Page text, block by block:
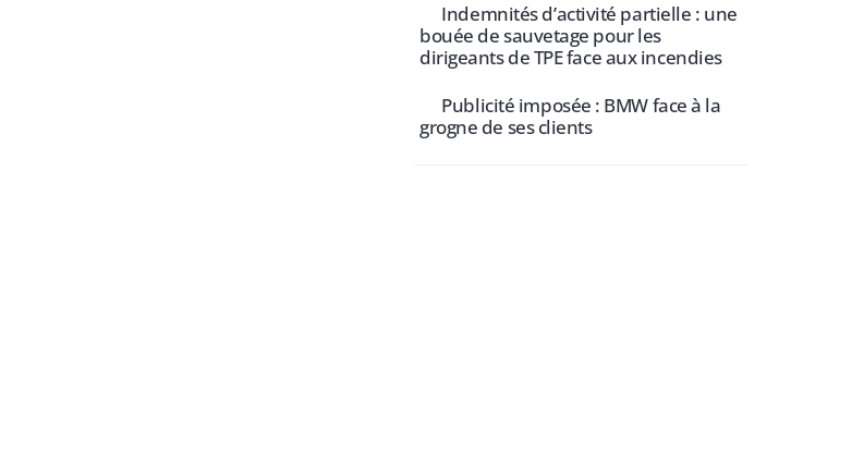
Indemnités d’activité partielle : une
bouée de sauvetage pour les
dirigeants de TPE face aux incendies
Publicité imposée : BMW face à la
grogne de ses clients